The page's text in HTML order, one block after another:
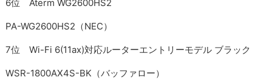
6位 Aterm WG2600HS2
PA-WG2600HS2（NEC）
7位 Wi-Fi 6(11ax)対応ルーターエントリーモデル ブラック
WSR-1800AX4S-BK（バッファロー）